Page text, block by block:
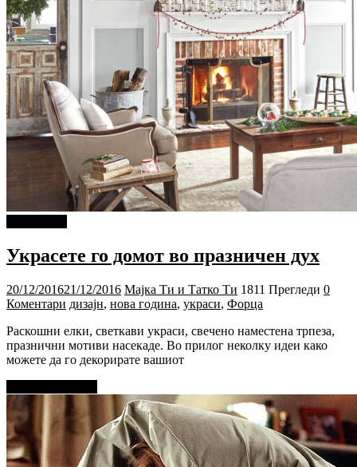
Украсете го домот во празничен дух
20/12/201621/12/2016 Мајка Ти и Татко Ти 1811 Прегледи 0
Коментари дизајн, нова година, украси, Форца
Раскошни елки, светкави украси, свечено наместена трпеза,
празнични мотиви насекаде. Во прилог неколку идеи како
можете да го декорирате вашиот